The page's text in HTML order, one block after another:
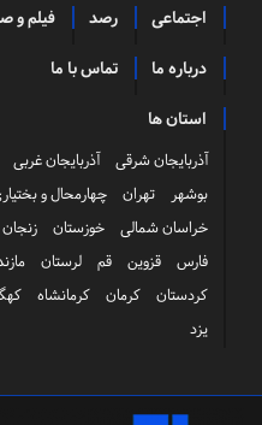
اجتماعی رصد فیلم و
درباره ما تماس با ما
استان ها
آذربایجان شرقی آذربایجان غربی
بوشهر
تهران چهارمحال و
خراسان شمالی
خوزستان زنجان
فارس
قزوین قم لرستان
کردستان
کرمان کرمانشاه
یزد